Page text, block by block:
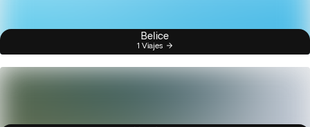
Belice
1 Viajes